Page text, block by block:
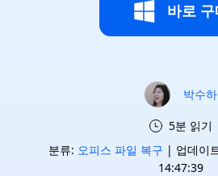
바로 구
박수하
5분 읽기
분류: 오피스 파일 복구 | 업데이
14:47:39